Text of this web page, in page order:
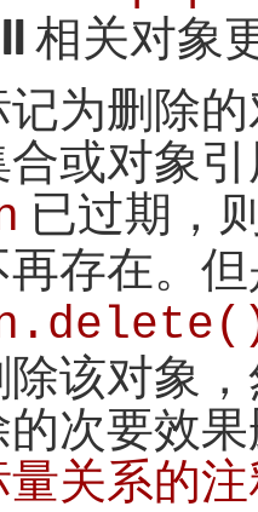
相关对象
为删除
或对象
已过期，
存在。
除该对象
的次要效
关系的